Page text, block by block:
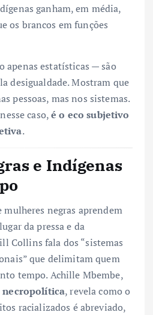
ganham, em média,
os brancos em funções
apenas estatísticas — são
desigualdade. Mostram que
pessoas, mas nos sistemas.
caso,é o eco subjetivo
.
e Indígenas
negras aprendem
da pressa e da
Collins fala dos “sistemas
que delimitam quem
tempo. Achille Mbembe,
necropolítica, revela como o
racializados é abreviado,